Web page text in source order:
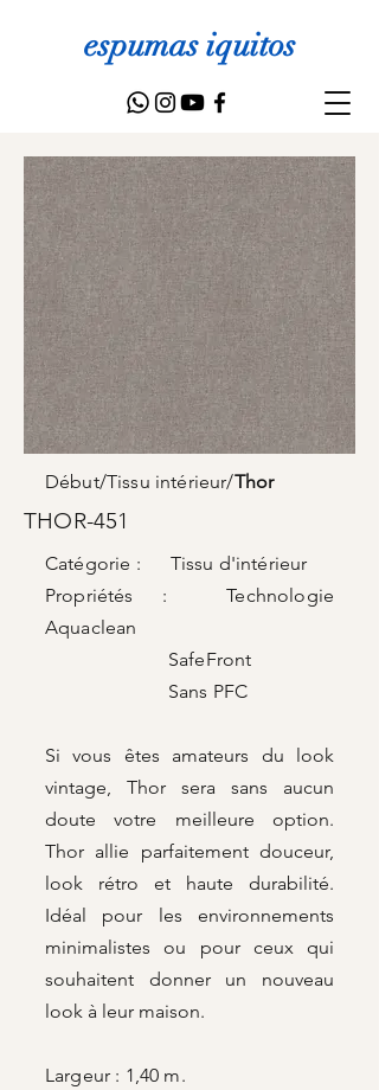
espumas iquitos
Début/Tissu intérieur/Thor
THOR-451
Catégorie : Tissu d'intérieur
Propriétés : Technologie
Aquaclean
SafeFront
Sans PFC
Si vous êtes amateurs du look
vintage, Thor sera sans aucun
doute votre meilleure option.
Thor allie parfaitement douceur,
look rétro et haute durabilité.
Idéal pour les environnements
minimalistes ou pour ceux qui
souhaitent donner un nouveau
look à leur maison.
Largeur : 1,40 m.